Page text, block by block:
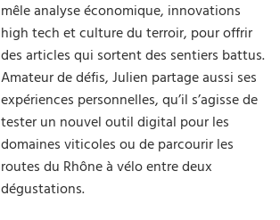
mêle analyse économique, innovations
high tech et culture du terroir, pour offrir
des articles qui sortent des sentiers battus.
Amateur de défis, Julien partage aussi ses
expériences personnelles, qu’il s’agisse de
tester un nouvel outil digital pour les
domaines viticoles ou de parcourir les
routes du Rhône à vélo entre deux
dégustations.